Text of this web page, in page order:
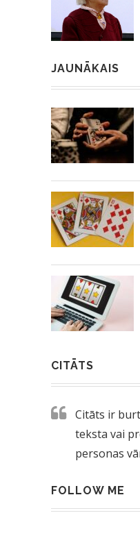
JAUNĀKAIS
CITĀTS
Citāts ir
teksta vai
personas
FOLLOW ME